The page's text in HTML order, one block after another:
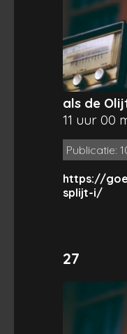
als de
11 uur 00
Publicatie:
https://
splijt-i/
27